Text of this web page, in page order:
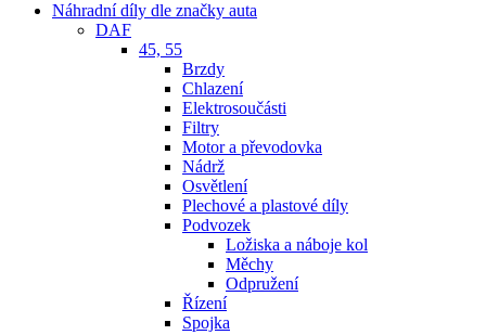
Náhradní díly dle značky auta
DAF
45, 55
Brzdy
Chlazení
Elektrosoučásti
Filtry
Motor a převodovka
Nádrž
Osvětlení
Plechové a plastové díly
Podvozek
Ložiska a náboje kol
Měchy
Odpružení
Řízení
Spojka